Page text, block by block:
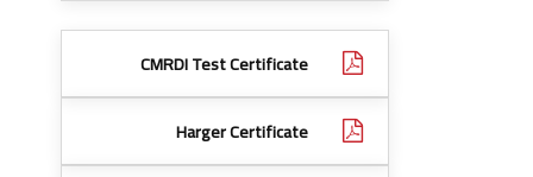
CMRDI Test Certificate
Harger Certificate